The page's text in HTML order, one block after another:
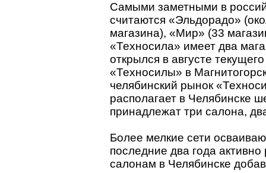
Самыми заметными в
считаются «Эльдорадо»
магазина), «Мир» (33
«Техносила» имеет два
открылся в августе
«Техносилы» в
челябинский рынок
располагает в Челябинске
принадлежат три салона,
Более мелкие сети
последние два года
салонам в Челябинске